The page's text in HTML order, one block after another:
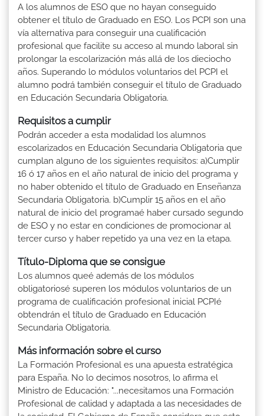
A los alumnos de ESO que no hayan conseguido
obtener el título de Graduado en ESO. Los PCPI son una
vía alternativa para conseguir una cualificación
profesional que facilite su acceso al mundo laboral sin
prolongar la escolarización más allá de los dieciocho
años. Superando lo módulos voluntarios del PCPI el
alumno podrá también conseguir el título de Graduado
en Educación Secundaria Obligatoria.
Requisitos a cumplir
Podrán acceder a esta modalidad los alumnos
escolarizados en Educación Secundaria Obligatoria que
cumplan alguno de los siguientes requisitos: a)Cumplir
16 ó 17 años en el año natural de inicio del programa y
no haber obtenido el título de Graduado en Enseñanza
Secundaria Obligatoria. b)Cumplir 15 años en el año
natural de inicio del programaé haber cursado segundo
de ESO y no estar en condiciones de promocionar al
tercer curso y haber repetido ya una vez en la etapa.
Título-Diploma que se consigue
Los alumnos queé además de los módulos
obligatoriosé superen los módulos voluntarios de un
programa de cualificación profesional inicial PCPIé
obtendrán el título de Graduado en Educación
Secundaria Obligatoria.
Más información sobre el curso
La Formación Profesional es una apuesta estratégica
para España. No lo decimos nosotros, lo afirma el
Ministro de Educación: "...necesitamos una Formación
Profesional de calidad y adaptada a las necesidades de